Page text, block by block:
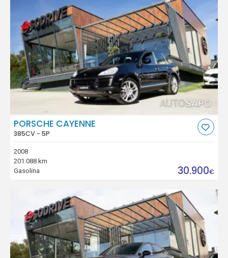
PORSCHE CAYENNE
385CV - 5P
2008
201.088 km
Gasolina
30.900€